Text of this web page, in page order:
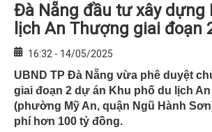
Đà Nẵng đầu tư xây dựng
lịch An Thượng giai đoạn
16:32 - 14/05/2025
UBND TP Đà Nẵng vừa phê duyệt
giai đoạn 2 dự án Khu phố du lịch
(phường Mỹ An, quận Ngũ Hành
phí hơn 100 tỷ đồng.